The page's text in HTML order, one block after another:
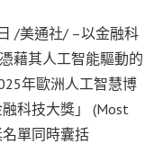
/美通社/ –以金融科
憑藉其人工智能驅動的
年歐洲人工智慧博
融科技大獎」 (Most
名單同時囊括